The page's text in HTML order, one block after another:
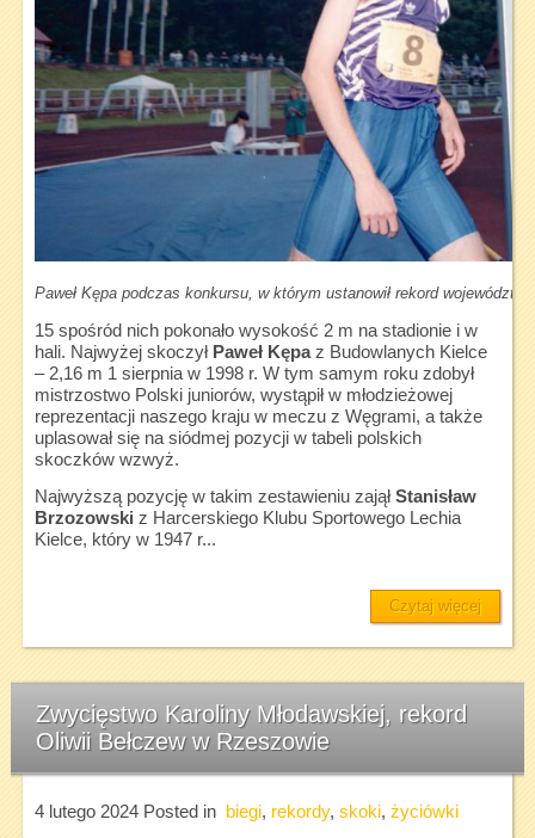
Paweł Kępa podczas konkursu, w którym ustanowił rekord
15 spośród nich pokonało wysokość 2 m na stadionie i w
hali. Najwyżej skoczył Paweł Kępaz Budowlanych Kielce
– 2,16 m 1 sierpnia w 1998 r. W tym samym roku zdobył
mistrzostwo Polski juniorów, wystąpił w młodzieżowej
reprezentacji naszego kraju w meczu z Węgrami, a także
uplasował się na siódmej pozycji w tabeli polskich
skoczków wzwyż.
Najwyższą pozycję w takim zestawieniu zająłStanisław
Brzozowski z Harcerskiego Klubu Sportowego Lechia
Kielce, który w 1947 r...
Czytaj więcej
Zwycięstwo Karoliny Młodawskiej, rekord
Oliwii Bełczew w Rzeszowie
4 lutego 2024Posted in biegi, rekordy, skoki, życiówki